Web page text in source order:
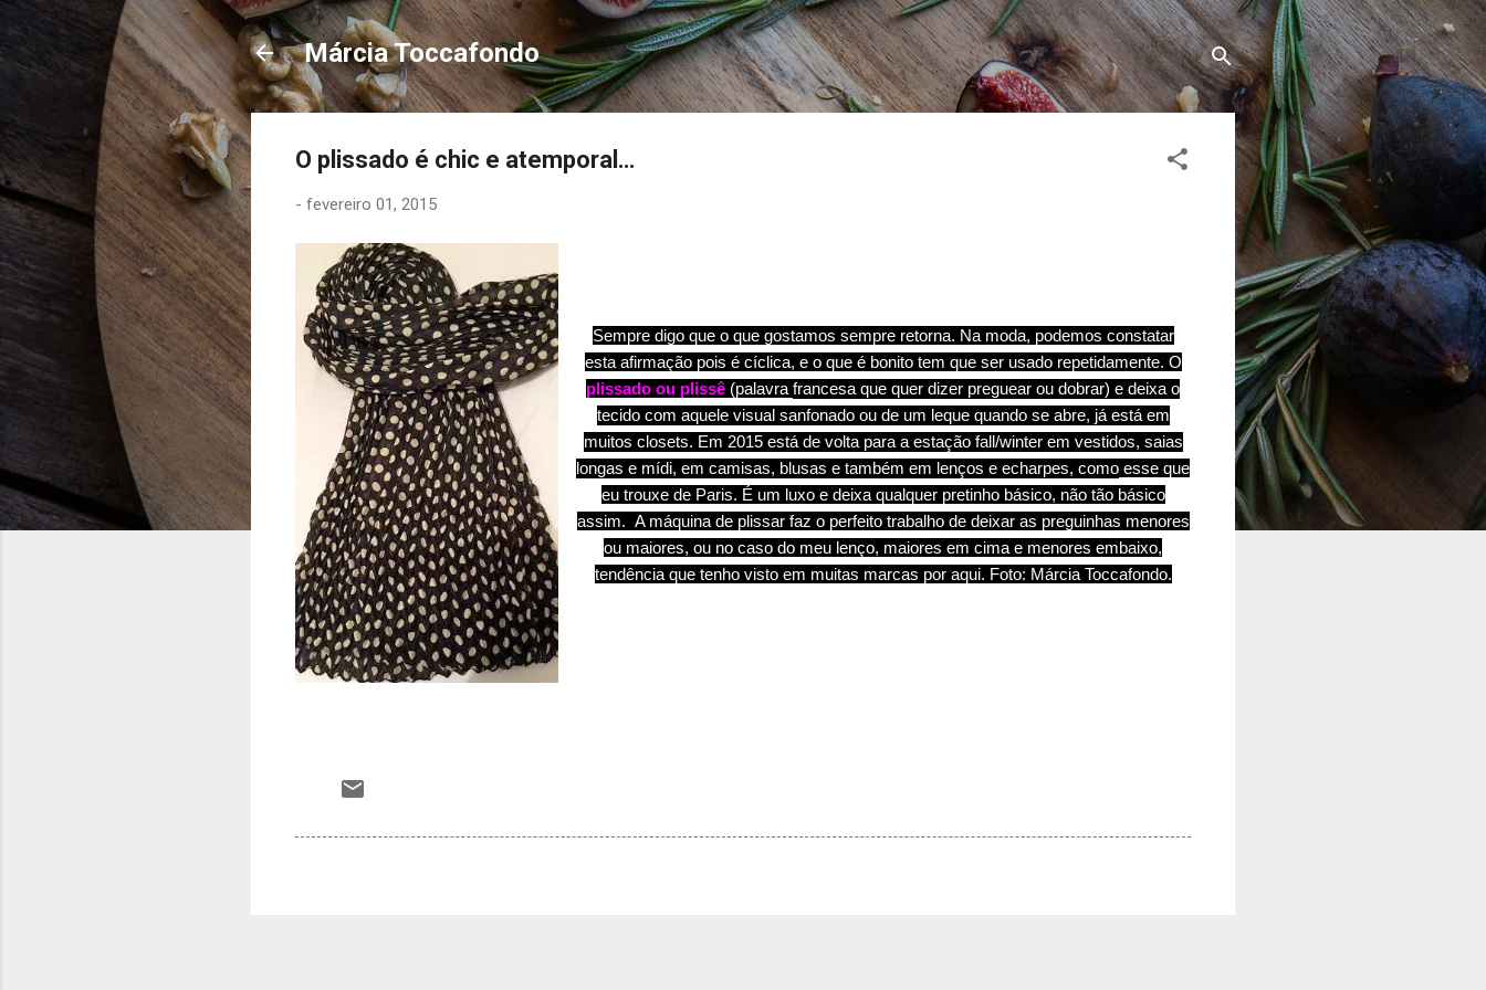
Pular para o conteúdo principal
Márcia Toccafondo
O plissado é chic e atemporal…
- fevereiro 01, 2015
Sempre digo que o que gostamos sempre retorna. Na moda, podemos constatar
esta afirmação pois é cíclica, e o que é bonito tem que ser usado repetidamente. O
plissado ou plissê (palavra francesa que quer dizer preguear ou dobrar) e deixa o
tecido com aquele visual sanfonado ou de um leque quando se abre, já está em
muitos closets. Em 2015 está de volta para a estação fall/winter em vestidos, saias
longas e mídi, em camisas, blusas e também em lenços e echarpes, como esse que
eu trouxe de Paris. É um luxo e deixa qualquer pretinho básico, não tão básico
assim. A máquina de plissar faz o perfeito trabalho de deixar as preguinhas menores
ou maiores, ou no caso do meu lenço, maiores em cima e menores embaixo,
tendência que tenho visto em muitas marcas por aqui. Foto: Márcia Toccafondo.